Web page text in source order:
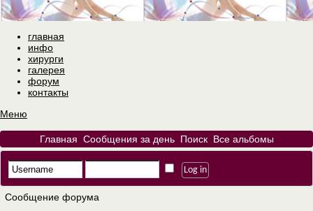
главная
инфо
хирурги
галерея
форум
контакты
Меню
Главная Сообщения за день Поиск Все альбомы
Сообщение форума